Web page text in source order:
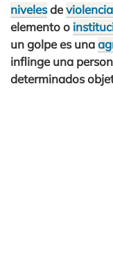
nivelesdeviolencia
elemento o
un golpe es una
inflinge una
determinados